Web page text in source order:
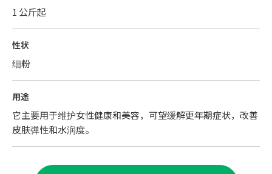
1 公斤起
性状
细粉
用途
它主要用于维护女性健康和美容，可望缓解更年期症状，改善
皮肤弹性和水润度。